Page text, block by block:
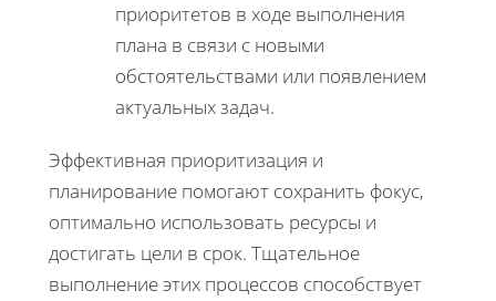
приоритетов в ходе выполнения
плана в связи с новыми
обстоятельствами или появлением
актуальных задач.
Эффективная приоритизация и
планирование помогают сохранить фокус,
оптимально использовать ресурсы и
достигать цели в срок. Тщательное
выполнение этих процессов способствует